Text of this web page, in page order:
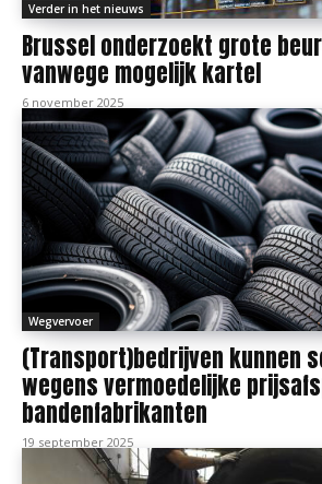
Verder in het nieuws
Brussel onderzoekt grote
vanwege mogelijk kartel
6 november 2025
Wegvervoer
(Transport)bedrijven kunnen
wegens vermoedelijke
bandenfabrikanten
19 september 2025